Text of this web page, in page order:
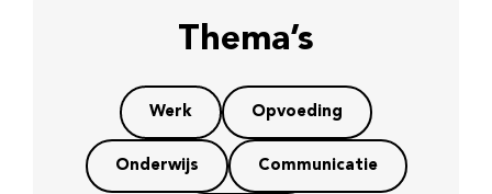
Thema’s
Werk Opvoeding
Onderwijs Communicatie